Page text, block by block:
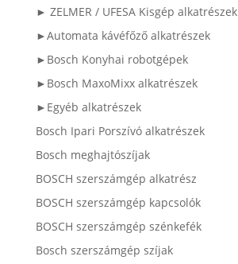
► ZELMER / UFESA Kisgép alkatrészek
►Automata kávéfőző alkatrészek
►Bosch Konyhai robotgépek
►Bosch MaxoMixx alkatrészek
►Egyéb alkatrészek
Bosch Ipari Porszívó alkatrészek
Bosch meghajtószíjak
BOSCH szerszámgép alkatrész
BOSCH szerszámgép kapcsolók
BOSCH szerszámgép szénkefék
Bosch szerszámgép szíjak